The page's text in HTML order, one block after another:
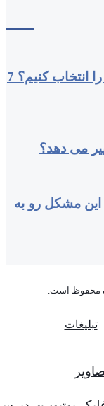
چگونه بهترین سالن زیبایی در قم را انتخاب کنیم؟ 7
می‌ دهد؟
مشکل رو به
تبلیغات